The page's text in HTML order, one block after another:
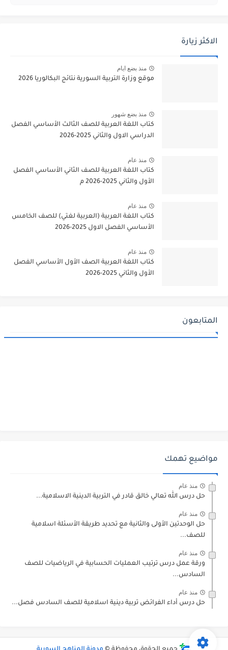
الاكثر زيارة
منذ بضع ايام
موقع وزارة التربية السورية نتائج البكالوريا 2026
منذ بضع شهور
كتاب اللغة العربية للصف الثالث الأساسي الفصل
الدراسي الاول والثاني 2025-2026
منذ عام
كتاب اللغة العربية للصف الثاني الأساسي الفصل
الأول والثاني 2025-2026 م
منذ عام
كتاب اللغة العربية (العربية لغتي) للصف الخامس
الأساسي الفصل الاول 2025-2026
منذ عام
كتاب اللغة العربية الصف الأول الأساسي الفصل
الأول والثاني 2025-2026
المتابعون
مواضيع تهمك
منذ عام
حل درس الله تعالي خالق قادر في التربية الدينية الاسلامية...
منذ عام
حل الوحدتين الأولى والثانية مع تحديد طريقة الأسئلة اسلامية
للصف...
منذ عام
ورقة عمل درس ترتيب العمليات الحسابية في الرياضيات للصف
السادس...
منذ عام
حل درس أداء الفرائض تربية دينية اسلامية للصف السادس فصل...